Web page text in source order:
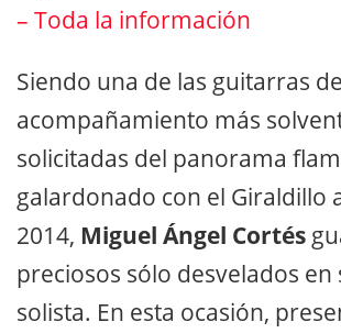
– Toda la información
Siendo una de las guitarras de
acompañamiento más
solicitadas del panorama
galardonado con el Giraldillo
2014, Miguel Ángel Cortés
preciosos sólo desvelados en
solista. En esta ocasión,